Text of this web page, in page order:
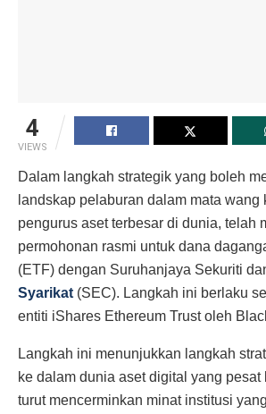
4
VIEWS
Dalam langkah strategik yang boleh
landskap pelaburan dalam mata wang
pengurus aset terbesar di dunia, telah
permohonan rasmi untuk dana
(ETF) dengan Suruhanjaya Sekuriti
Syarikat (SEC). Langkah ini berlaku
entiti iShares Ethereum Trust oleh
Langkah ini menunjukkan langkah
ke dalam dunia aset digital yang pesat
turut mencerminkan minat institusi